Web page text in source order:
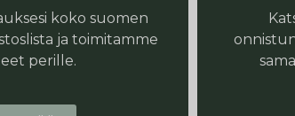
koko suomen
ja toimitamme
perille.